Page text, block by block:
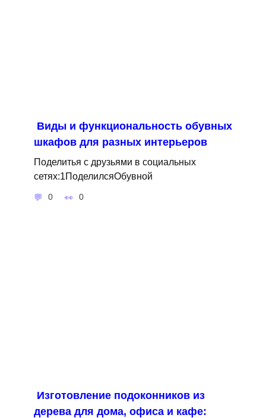
Виды и функциональность обувных
шкафов для разных интерьеров
Поделитья с друзьями в социальных
сетях:1ПоделилсяОбувной
0 0
Изготовление подоконников из
дерева для дома, офиса и кафе: